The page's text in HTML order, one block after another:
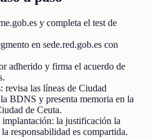
y completa el test de
en sede.red.gob.es con
adherido y firma el acuerdo de
revisa las líneas de Ciudad
BDNS y presenta memoria en la
de Ceuta.
implantación: la justificación la
responsabilidad es compartida.